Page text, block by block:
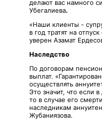
делают вас намного
Убегалиева.
«Наши клиенты -
в год тратят на
уверен Азамат
Наследство
По договорам
выплат.
осуществлять
Это значит, что если
то в случае его
наследникам
Жубаниязова.